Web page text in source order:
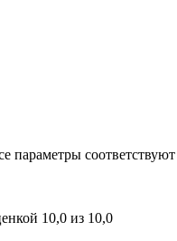
параметры соответствуют
10,0 из 10,0